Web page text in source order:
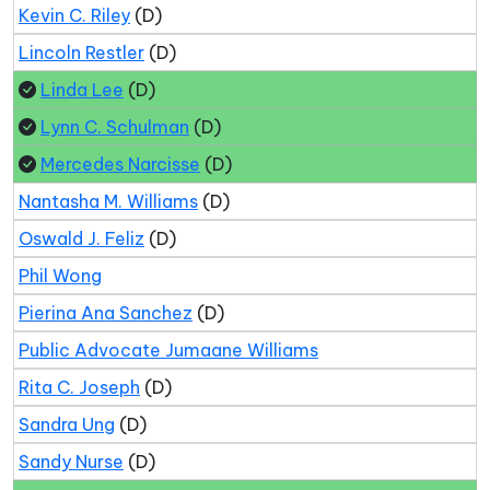
Kevin C. Riley (D)
Lincoln Restler (D)
Linda Lee (D)
Lynn C. Schulman (D)
Mercedes Narcisse (D)
Nantasha M. Williams (D)
Oswald J. Feliz (D)
Phil Wong
Pierina Ana Sanchez (D)
Public Advocate Jumaane Williams
Rita C. Joseph (D)
Sandra Ung (D)
Sandy Nurse (D)